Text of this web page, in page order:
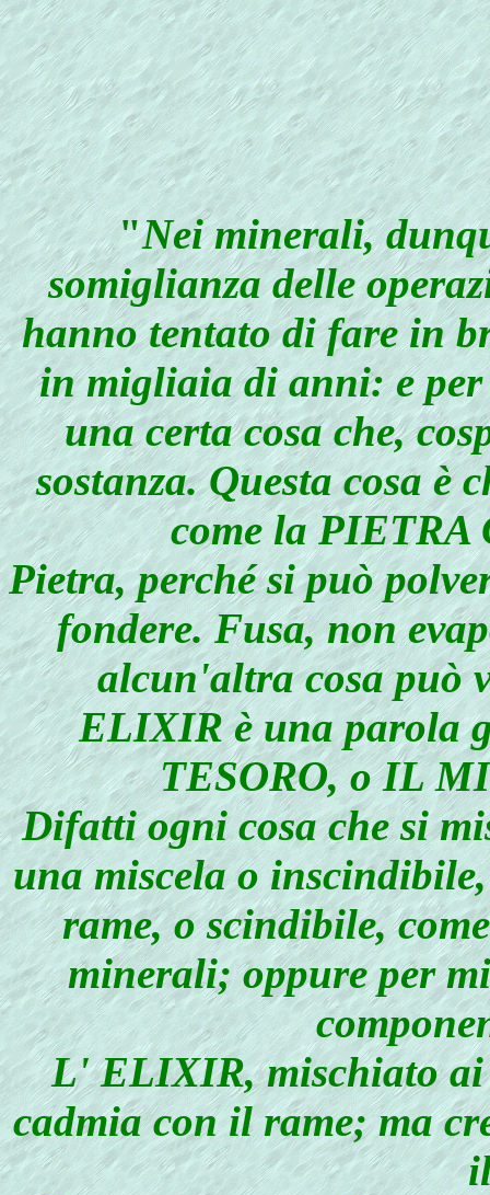
"Neiminerali,
somiglianza delle
hanno tentato di fare in
in migliaia di anni: e per
una certa cosa che,
sostanza. Questa cosa
come la
Pietra, perché si può
fondere. Fusa, non
alcun'altra cosa può
ELIXIR è una parola
TESORO, o IL
Difatti ogni cosa che si
una miscela o
rame, o scindibile,
minerali; oppure per
L' ELIXIR, mischiato ai
cadmia con il rame; ma